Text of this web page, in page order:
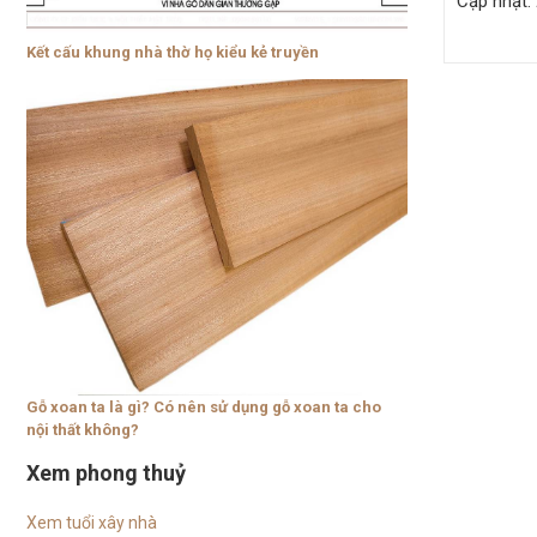
Kết cấu khung nhà thờ họ kiểu kẻ truyền
Gỗ xoan ta là gì? Có nên sử dụng gỗ xoan ta cho
nội thất không?
Xem phong thuỷ
Xem tuổi xây nhà